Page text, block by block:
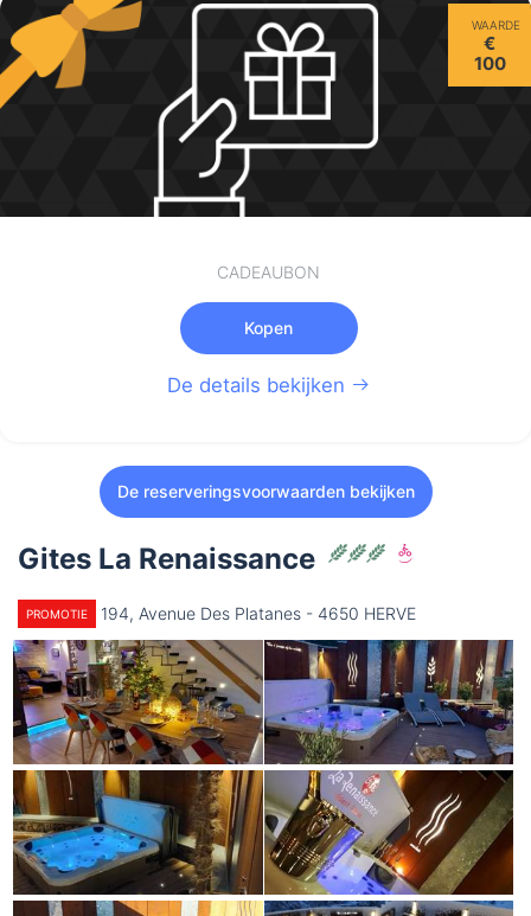
WAARDE
€
100
CADEAUBON
Kopen
De details bekijken
De reserveringsvoorwaarden bekijken
Gites La Renaissance
PROMOTIE 194, Avenue Des Platanes - 4650 HERVE